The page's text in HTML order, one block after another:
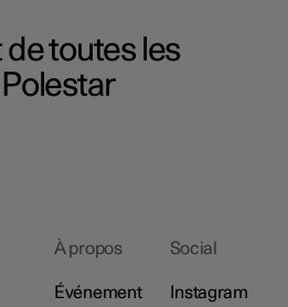
de toutes les
À propos
Événement
Social
Instagram